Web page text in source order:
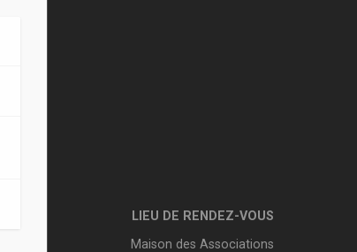
LIEU DE RENDEZ-VOUS
Maison des Associations